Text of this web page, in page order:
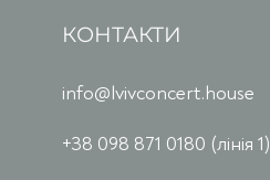
КОНТАКТИ
info@lvivconcert.house
+38 098 871 0180 (лінія 1)